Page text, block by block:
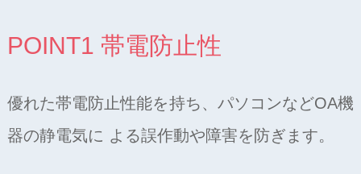
POINT1 帯電防止性
優れた帯電防止性能を持ち、パソコンなどOA機
器の静電気に よる誤作動や障害を防ぎます。